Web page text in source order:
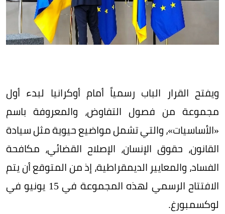
ويفتح القرار الباب رسمياً أمام أوكرانيا لبدء أول
مجموعة من فصول التفاوض، والمعروفة باسم
«الأساسيات»، والتي تشمل مواضيع حيوية مثل سيادة
القانون، حقوق الإنسان، الإصلاح القضائي، مكافحة
الفساد، والمعايير الديمقراطية، إذ من المتوقع أن يتم
الافتتاح الرسمي لهذه المجموعة في 15 يونيو في
لوكسمبورغ.